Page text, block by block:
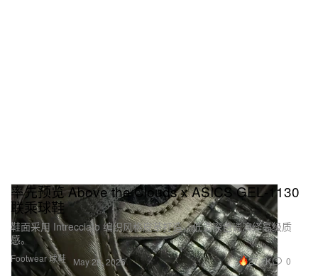
Footwear 球鞋
率先预览 Above the Clouds x ASICS GEL‑1130
联乘球鞋
鞋面采用 Intrecciato 编织风格皮革打造，低调深色调演绎高级质
感。
May 28, 2026 27.1K 0